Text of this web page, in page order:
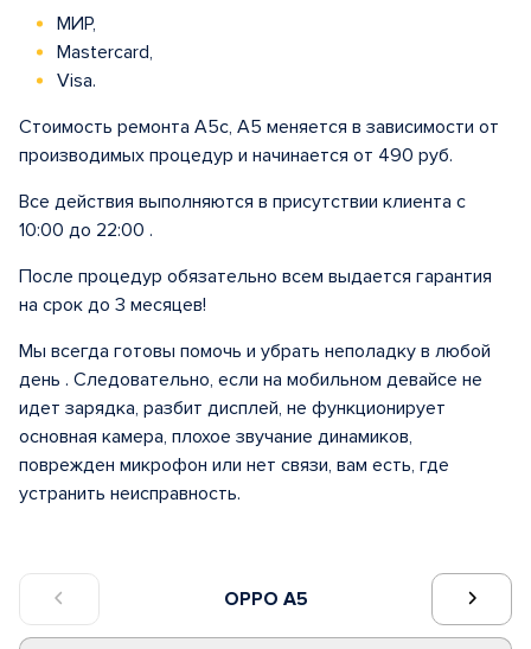
OPPO A5
МИР,
Mastercard,
Visa.
Стоимость ремонта A5с, A5 меняется в зависимости от
производимых процедур и начинается от 490 руб.
Все действия выполняются в присутствии клиента с
10:00 до 22:00 .
После процедур обязательно всем выдается гарантия
на срок до 3 месяцев!
Мы всегда готовы помочь и убрать неполадку в любой
день . Следовательно, если на мобильном девайсе не
идет зарядка, разбит дисплей, не функционирует
основная камера, плохое звучание динамиков,
поврежден микрофон или нет связи, вам есть, где
устранить неисправность.